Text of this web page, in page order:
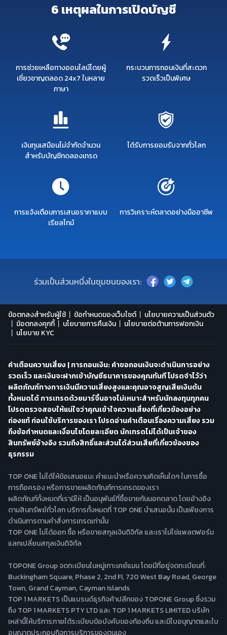
6 เหตุผลในการเปิดบัญชี
การช่วยเหลือทางออนไลน์โดยผู้
เชี่ยวชาญตลอด 24x7 ในหลาย
ภาษา
กระบวนการถอนเงินที่สะดวก
รวดเร็วเป็นพิเศษ
เงินทุนเสมือนไม่จำกัดจำนวน
สำหรับบัญชีทดลองเทรด
ได้รับการยอมรับจากทั่วโลก
การแจ้งเตือนการเสนอราคาแบบ
เรียลไทม์
การวิเคราะห์ตลาดอย่างมืออาชีพ
ร่วมเป็นส่วนหนึ่งในชุมชนของเรา:
ข้อตกลงสำหรับผู้ใช้ ข้อกำหนดของเว็บไซต์
นโยบายความเป็นส่วนตัว
ข้อตกลงคุกกี้
นโยบายการคืนเงิน
นโยบายต่อต้านการฟอกเงิน
นโยบาย KYC
คำเตือนความเสี่ยง | การถอนเงิน: คำขอถอนเงินจะดำเนินการอย่าง
รวดเร็ว และเงินจะฝากเข้าบัญชีธนาคารของคุณทันที โปรดจำไว้ว่า
ผลิตภัณฑ์ทางการเงินมีความเสี่ยงสูงและคุณอาจสูญเสียเงินต้น
ทั้งหมดได้ การเทรดด้วยมาร์จิ้นอาจไม่เหมาะสำหรับนักลงทุนทุกคน
โปรดตรวจสอบให้แน่ใจว่าคุณเข้าใจความเสี่ยงที่เกี่ยวข้องอย่าง
ถ่องแท้ ก่อนใช้บริการของเรา โปรดอ่านคำเตือนเรื่องความเสี่ยง รวม
ถึงข้อกำหนดและเงื่อนไขโดยละเอียด นักเทรดไม่ได้เป็นเจ้าของ
สินทรัพย์อ้างอิง รวมถึงสิทธิ์และส่วนได้ส่วนเสียที่เกี่ยวข้องของ
ธุรกรรม
TOP ONE ไม่ได้ให้ข้อเสนอแนะ คำแนะนำหรือความคิดเห็นใดๆ ในการซื้อ
การถือครอง หรือการขายผลิตภัณฑ์การเทรดของเรา
ผลิตภัณฑ์ทั้งหมดที่เรามีให้ เป็นอนุพันธ์ที่ซื้อขายกันนอกตลาด โดยอ้างอิง
ตามสินทรัพย์ทั่วโลก บริการทั้งหมดที่ TOP ONE นำเสนอนั้น เป็นเพียงการ
ดำเนินการตามคำสั่งการเทรดเท่านั้น
TOP ONE ไม่ได้ออก ซื้อ หรือขายสกุลเงินดิจิทัล และเราไม่ใช่แพลตฟอร์ม
แลกเปลี่ยนสกุลเงินดิจิทัล
TOPONE Group จดทะเบียนในหมู่เกาะเคย์แมน โดยมีที่อยู่จดทะเบียนที่:
Buckingham Square, Phase 2, 2nd FI, 720 West Bay Road, George
Town, Grand Cayman, Cayman Islands
TOP 1 MARKETS เป็นแบรนด์ธุรกิจค้าปลีกของ TOPONE Group ซึ่งรวม
ถึง TOP 1 MARKETS PTY LTD และ TOP 1 MARKETS LIMITED บริษัท
เหล่านี้ให้บริการภายใต้ระเบียบข้อบังคับของท้องถิ่น และมีใบอนุญาตและใบ
อนุญาตประกอบกิจการบริการของตนเอง